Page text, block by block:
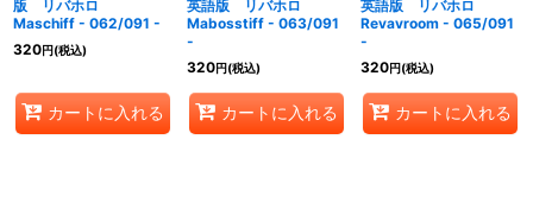
版 リバホロ
Maschiff - 062/091 -
320円(税込)
カートに入れる
英語版 リバホロ
Mabosstiff - 063/091
-
320円(税込)
カートに入れる
英語版 リバホロ
Revavroom - 065/091
-
320円(税込)
カートに入れる